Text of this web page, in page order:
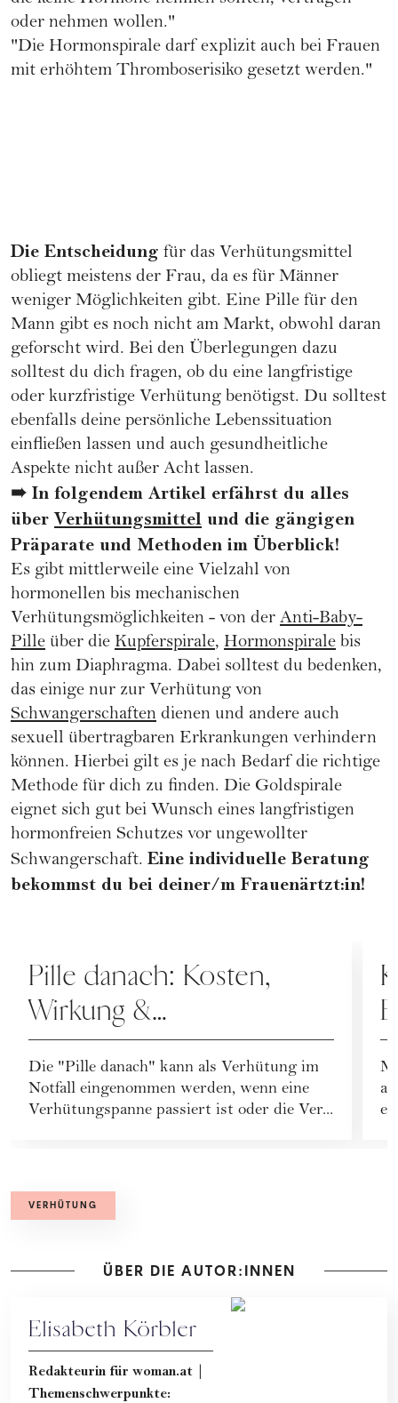
oder nehmen wollen."
"Die Hormonspirale darf explizit auch bei Frauen
mit erhöhtem Thromboserisiko gesetzt werden."
Die Entscheidung für das Verhütungsmittel
obliegt meistens der Frau, da es für Männer
weniger Möglichkeiten gibt. Eine Pille für den
Mann gibt es noch nicht am Markt, obwohl daran
geforscht wird. Bei den Überlegungen dazu
solltest du dich fragen, ob du eine langfristige
oder kurzfristige Verhütung benötigst. Du solltest
ebenfalls deine persönliche Lebenssituation
einfließen lassen und auch gesundheitliche
Aspekte nicht außer Acht lassen.
➠ In folgendem Artikel erfährst du alles
überVerhütungsmittel und die gängigen
Präparate und Methoden im Überblick!
Es gibt mittlerweile eine Vielzahl von
hormonellen bis mechanischen
Verhütungsmöglichkeiten - von der Anti-Baby-
Pille über die Kupferspirale, Hormonspirale bis
hin zum Diaphragma. Dabei solltest du bedenken,
das einige nur zur Verhütung von
Schwangerschaften dienen und andere auch
sexuell übertragbaren Erkrankungen verhindern
können. Hierbei gilt es je nach Bedarf die richtige
Methode für dich zu finden. Die Goldspirale
eignet sich gut bei Wunsch eines langfristigen
hormonfreien Schutzes vor ungewollter
Schwangerschaft. Eine individuelle Beratung
bekommst du bei deiner/m Frauenärtzt:in!
Pille danach: Kosten,
Wirkung &
Nebenwirkungen der
Notfallverhütung
Die "Pille danach" kann als Verhütung im
Notfall eingenommen werden, wenn eine
Verhütungspanne passiert ist oder die Ver...
VERHÜTUNG
ÜBER DIE AUTOR:INNEN
Elisabeth Körbler
Redakteurin für woman.at |
Themenschwerpunkte: